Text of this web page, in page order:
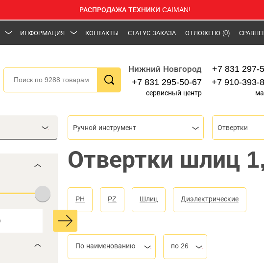
РАСПРОДАЖА ТЕХНИКИ CAIMAN!
ИНФОРМАЦИЯ КОНТАКТЫ СТАТУС ЗАКАЗА ОТЛОЖЕНО (0)
Нижний Новгород
+7 831 295-50-67
сервисный центр
+7 831 297-
+7 910-393-
Ручной инструмент Отвертки
Отвертки шлиц
PH PZ Шлиц Диэлектрические
По наименованию по 26